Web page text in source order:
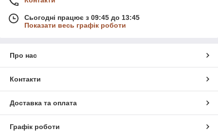
Сьогодні працює з 09:45 до 13:45
Показати весь графік роботи
Про нас
Контакти
Доставка та оплата
Графік роботи